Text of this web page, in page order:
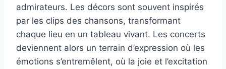
admirateurs. Les décors sont souvent inspirés
par les clips des chansons, transformant
chaque lieu en un tableau vivant. Les concerts
deviennent alors un terrain d’expression où les
émotions s’entremêlent, où la joie et l’excitation